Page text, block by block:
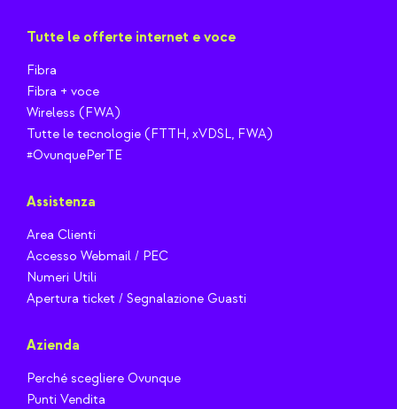
Tutte le offerte internet e voce
Fibra
Fibra + voce
Wireless (FWA)
Tutte le tecnologie (FTTH, xVDSL, FWA)
#OvunquePerTE
Assistenza
Area Clienti
Accesso Webmail / PEC
Numeri Utili
Apertura ticket / Segnalazione Guasti
Azienda
Perché scegliere Ovunque
Punti Vendita